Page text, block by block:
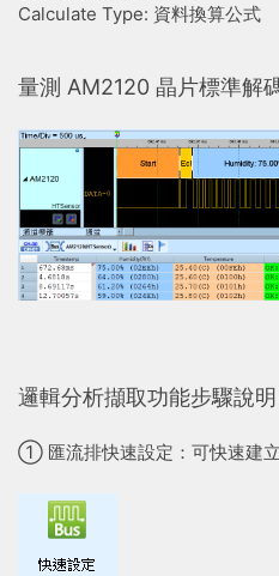
Calculate Type: 資料換算公式
量測 AM2120 晶片標準解
邏輯分析擷取功能步驟說明
① 匯流排快速設定：可快速建立